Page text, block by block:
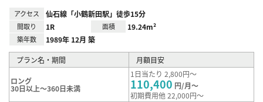
アクセス 仙石線「小鶴新田駅」徒歩15分
間取り 1R 面積 19.24m²
築年数 1989年 12月 築
プラン名・期間 月額目安
ロング
30日以上～360日未満
1日当たり 2,800円～
110,400 円/月～
初期費用他 22,000円～